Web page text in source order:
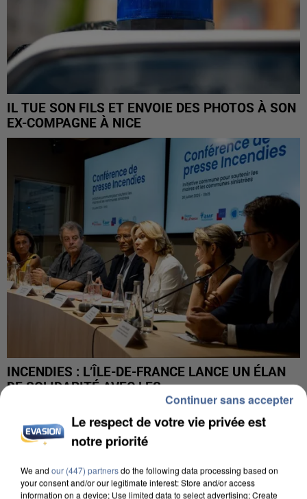
IL TUE SON FILS ET ENVOIE DES PHOTOS À SON
EX-COMPAGNE À NICE
INCENDIES : L’ÎLE-DE-FRANCE LANCE UN ÉLAN
DE SOLIDARITÉ AVEC LES...
Le respect de votre vie privée est
notre priorité
We and our (447) partnersdo the following data processing based on
your consent and/or our legitimate interest: Store and/or access
information on a device; Use limited data to select advertising; Create
Continuer sans accepter